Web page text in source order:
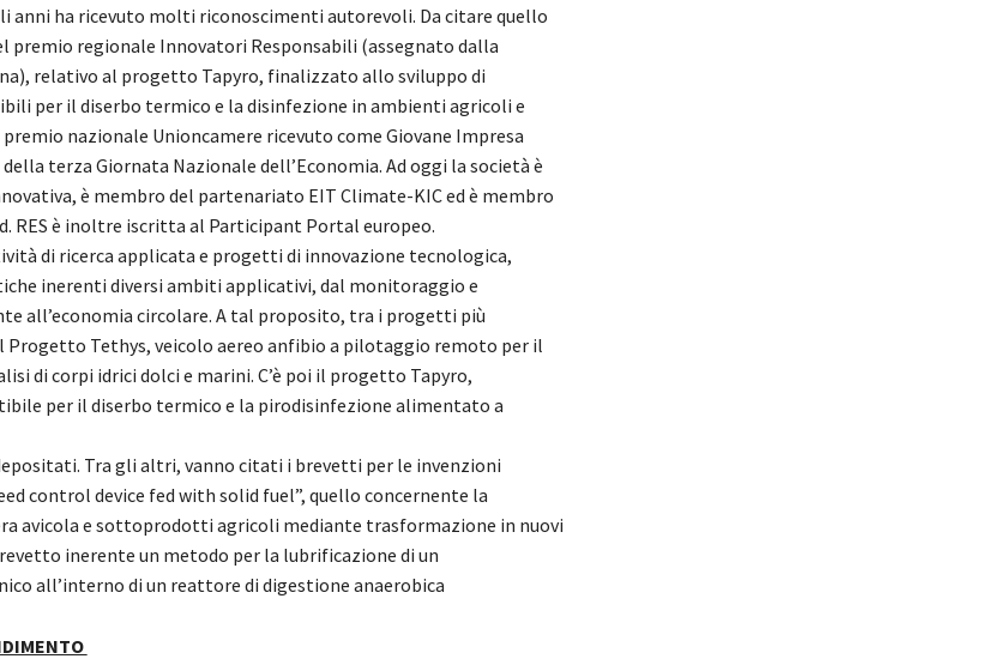
anni ha ricevuto molti riconoscimenti autorevoli. Da citare quello
premio regionale Innovatori Responsabili (assegnato dalla
relativo al progetto Tapyro, finalizzato allo sviluppo di
per il diserbo termico e la disinfezione in ambienti agricoli e
nazionale Unioncamere ricevuto come Giovane Impresa
terza Giornata Nazionale dell’Economia. Ad oggi la società è
è membro del partenariato EIT Climate-KIC ed è membro
RES è inoltre iscritta al Participant Portal europeo.
di ricerca applicata e progetti di innovazione tecnologica,
inerenti diversi ambiti applicativi, dal monitoraggio e
all’economia circolare. A tal proposito, tra i progetti più
Tethys, veicolo aereo anfibio a pilotaggio remoto per il
di corpi idrici dolci e marini. C’è poi il progetto Tapyro,
per il diserbo termico e la pirodisinfezione alimentato a
Tra gli altri, vanno citati i brevetti per le invenzioni
control device fed with solid fuel”, quello concernente la
avicola e sottoprodotti agricoli mediante trasformazione in nuovi
inerente un metodo per la lubrificazione di un
all’interno di un reattore di digestione anaerobica